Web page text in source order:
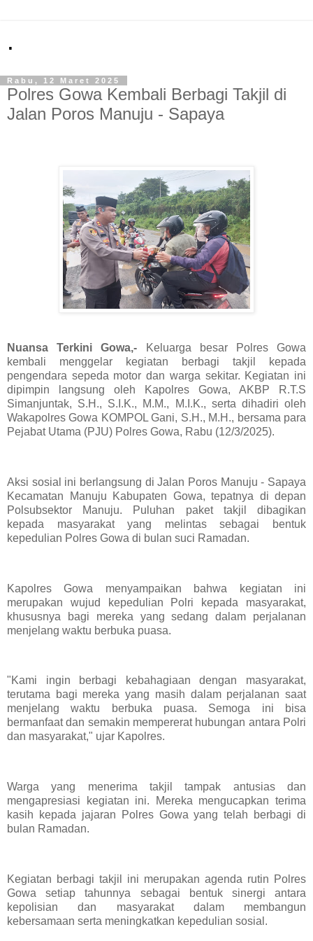
.
Rabu, 12 Maret 2025
Polres Gowa Kembali Berbagi Takjil di
Jalan Poros Manuju - Sapaya
Nuansa Terkini Gowa,- Keluarga besar Polres Gowa
kembali menggelar kegiatan berbagi takjil kepada
pengendara sepeda motor dan warga sekitar. Kegiatan ini
dipimpin langsung oleh Kapolres Gowa, AKBP R.T.S
Simanjuntak, S.H., S.I.K., M.M., M.I.K., serta dihadiri oleh
Wakapolres Gowa KOMPOL Gani, S.H., M.H., bersama para
Pejabat Utama (PJU) Polres Gowa, Rabu (12/3/2025).
Aksi sosial ini berlangsung di Jalan Poros Manuju - Sapaya
Kecamatan Manuju Kabupaten Gowa, tepatnya di depan
Polsubsektor Manuju. Puluhan paket takjil dibagikan
kepada masyarakat yang melintas sebagai bentuk
kepedulian Polres Gowa di bulan suci Ramadan.
Kapolres Gowa menyampaikan bahwa kegiatan ini
merupakan wujud kepedulian Polri kepada masyarakat,
khususnya bagi mereka yang sedang dalam perjalanan
menjelang waktu berbuka puasa.
"Kami ingin berbagi kebahagiaan dengan masyarakat,
terutama bagi mereka yang masih dalam perjalanan saat
menjelang waktu berbuka puasa. Semoga ini bisa
bermanfaat dan semakin mempererat hubungan antara Polri
dan masyarakat," ujar Kapolres.
Warga yang menerima takjil tampak antusias dan
mengapresiasi kegiatan ini. Mereka mengucapkan terima
kasih kepada jajaran Polres Gowa yang telah berbagi di
bulan Ramadan.
Kegiatan berbagi takjil ini merupakan agenda rutin Polres
Gowa setiap tahunnya sebagai bentuk sinergi antara
kepolisian dan masyarakat dalam membangun
kebersamaan serta meningkatkan kepedulian sosial.